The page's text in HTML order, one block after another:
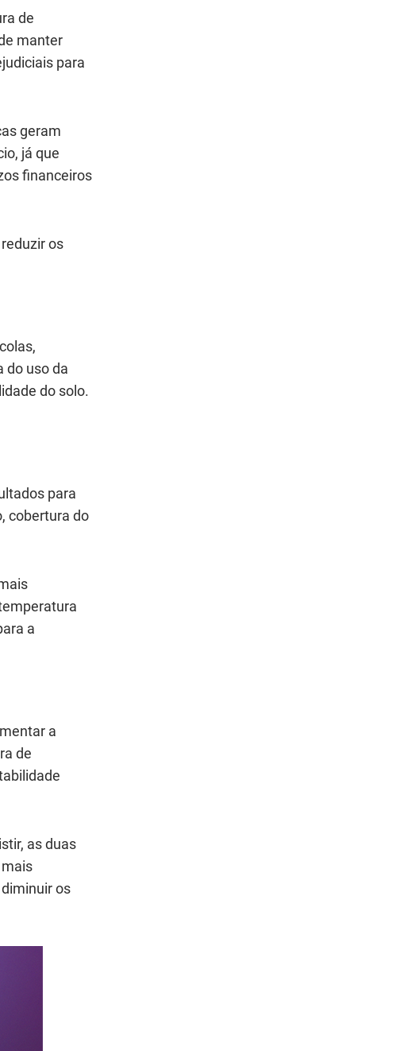
de
manter
para
geram
já que
financeiros
os
do uso da
do solo.
para
cobertura do
a
a
de
as duas
os